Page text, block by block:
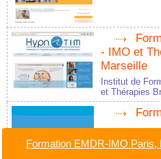
- IMO et
Marseille
Institut de
et Thérapies
Formation EMDR-IMO Paris,